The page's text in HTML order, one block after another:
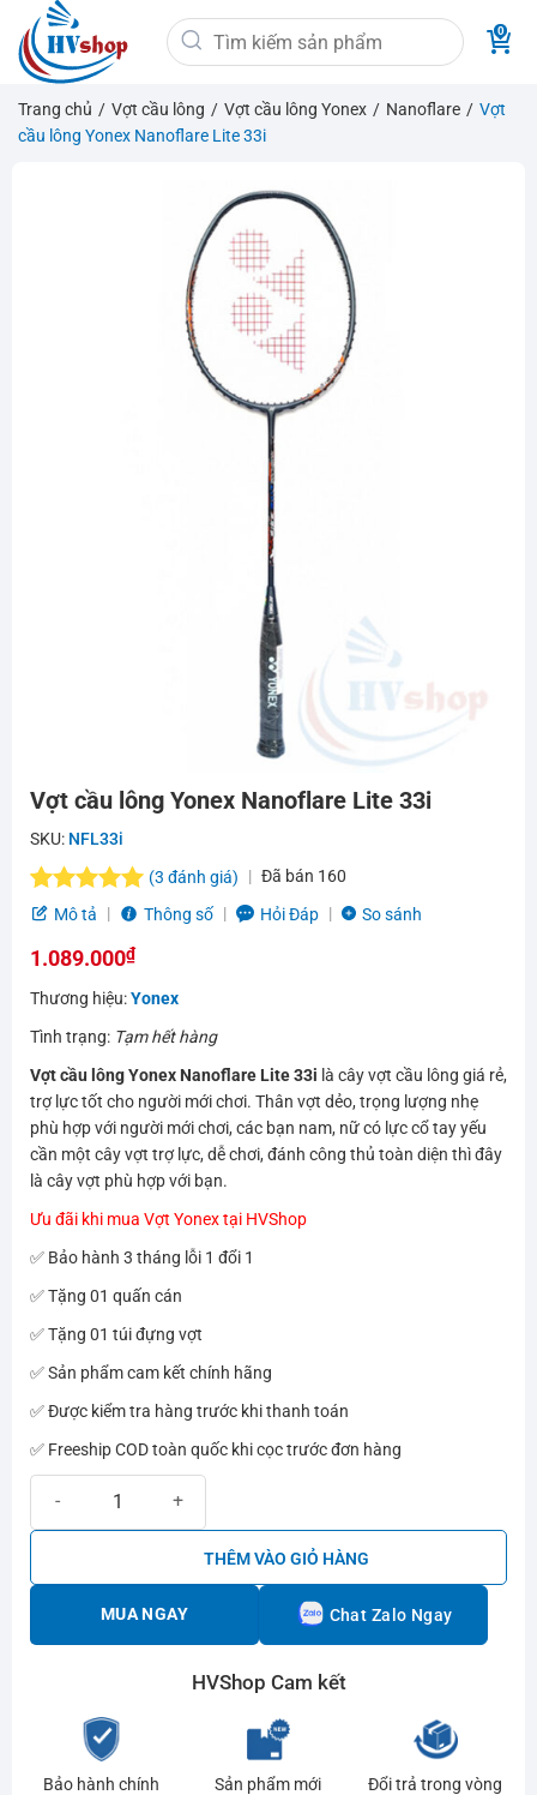
qua
nội
dung
Tìm
kiếm:
Trang chủ / Vợt cầu lông / Vợt cầu lông Yonex / Nanoflare / Vợt
cầu lông Yonex Nanoflare Lite 33i
Vợt cầu lông Yonex Nanoflare Lite 33i
SKU: NFL33i
5.0trên 5
3
đánh giá
(3 đánh giá) Đã bán 160
Mô tả
Thông số Hỏi Đáp So sánh
1.089.000₫
Thương hiệu:Yonex
Tình trạng: Tạm hết hàng
Vợt cầu lông Yonex Nanoflare Lite 33i là cây vợt cầu lông giá rẻ,
trợ lực tốt cho người mới chơi. Thân vợt dẻo, trọng lượng nhẹ
phù hợp với người mới chơi, các bạn nam, nữ có lực cổ tay yếu
cần một cây vợt trợ lực, dễ chơi, đánh công thủ toàn diện thì đây
là cây vợt phù hợp với bạn.
Ưu đãi khi mua Vợt Yonex tại HVShop
✅ Bảo hành 3 tháng lỗi 1 đổi 1
✅ Tặng 01 quấn cán
✅ Tặng 01 túi đựng vợt
✅ Sản phẩm cam kết chính hãng
✅ Được kiểm tra hàng trước khi thanh toán
✅ Freeship COD toàn quốc khi cọc trước đơn hàng
THÊM VÀO GIỎ HÀNG
MUA NGAY Chat Zalo Ngay
HVShop Cam kết
Bảo hành chính
Sản phẩm mới
Đổi trả trong vòng